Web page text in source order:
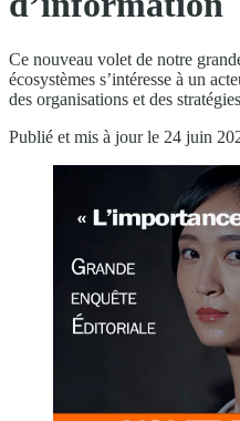
Ce nouveau volet de notre
écosystèmes s’intéresse à un
des organisations et des
Publié et mis à jour le 24 juin